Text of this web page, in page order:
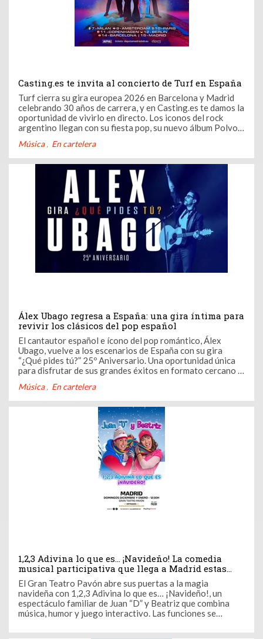
Casting.es te invita al concierto de Turf en España
Turf cierra su gira europea 2026 en Barcelona y Madrid
celebrando 30 años de carrera, y en Casting.es te damos la
oportunidad de vivirlo en directo. Los iconos del rock
argentino llegan con su fiesta pop, su nuevo álbum Polvo
Música En cartelera
Álex Ubago regresa a España: una gira íntima para
revivir los clásicos del pop español
El cantautor español e ícono del pop romántico, Álex
Ubago, vuelve a los escenarios de España con su gira
“¿Qué pides tú?” 25º Aniversario. Una oportunidad única
para disfrutar de sus grandes éxitos en formato cercano y
nuestra comunidad de casting.es.
Música En cartelera
1,2,3 Adivina lo que es… ¡Navideño! La comedia
musical participativa que llega a Madrid estas
fiestas
El Gran Teatro Pavón abre sus puertas a la magia
navideña con 1,2,3 Adivina lo que es… ¡Navideño!, un
espectáculo familiar de Juan “D” y Beatriz que combina
música, humor y juego interactivo. Las funciones se
enero, ofreciendo a grandes y pequeños una experiencia